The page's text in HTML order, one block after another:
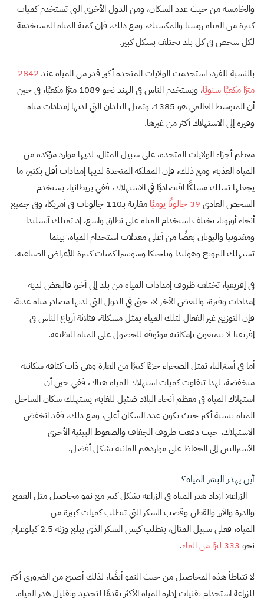
والخامسة من حيث عدد السكان، ومن الدول الأخرى التي تستخدم كميات
كبيرة من المياه روسيا والمكسيك، ومع ذلك، فإن كمية المياه المستخدمة
لكل شخص في كل بلد تختلف بشكل كبير.
بالنسبة للفرد، استخدمت الولايات المتحدة أكبر قدر من المياه عند 2842
مترًا مكعبًا سنويًا
، ويستخدم الناس في الهند نحو 1089 مترًا مكعبًا، في حين
أن المتوسط ​​العالمي هو 1385، وتميل البلدان التي لديها إمدادات مياه
وفيرة إلى الاستهلاك أكثر من غيرها.
معظم أجزاء الولايات المتحدة، على سبيل المثال، لديها موارد مؤكدة من
المياه العذبة، ومع ذلك، فإن المملكة المتحدة لديها إمدادات أقل بكثير، ما
يجعلها تسلك مسلكًا اقتصاديًا في الاستهلاك، ففي بريطانيا، يستخدم
الشخص العادي 39 جالونًا يوميًا
مقارنة بـ110 جالونات في أمريكا، وفي جميع
أنحاء أوروبا، يختلف استخدام المياه على نطاق واسع، إذ تمتلك آيسلندا
ومقدونيا واليونان بعضًا من أعلى معدلات استخدام المياه، بينما
تستهلك النرويج وهولندا وبلجيكا وسويسرا كميات كبيرة للأغراض الصناعية.
في إفريقيا، تختلف ظروف إمدادات المياه من بلد إلى آخر، فالبعض لديه
إمدادات وفيرة، والبعض الآخر لا، حتى في الدول التي لديها مصادر مياه عذبة،
فإن التوزيع غير الفعال لتلك المياه يمثل مشكلة، فثلاثة أرباع الناس في
إفريقيا لا يتمتعون بإمكانية موثوقة للحصول على المياه النظيفة.
أما في أستراليا، تمثل الصحراء جزءًا كبيرًا من القارة وهي ذات كثافة سكانية
منخفضة، لهذا تتفاوت كميات استهلاك المياه هناك، ففي حين أن
استهلاك المياه في معظم أنحاء البلاد ضئيل للغاية، يستهلك سكان الساحل
المياه بنسبة أكبر حيث يكون عدد السكان أعلى، ومع ذلك، فقد انخفض
الاستهلاك، حيث دفعت ظروف الجفاف والضغوط البيئية الأخرى
الأستراليين إلى الحفاظ على مواردهم المائية بشكل أفضل.
أين يهدر البشر المياه؟
– الزراعة: ازداد هدر المياه في الزراعة بشكل كبير مع نمو محاصيل مثل القمح
والذرة والأرز والقطن وقصب السكر التي تتطلب كميات كبيرة من
المياه، فعلى سبيل المثال، يتطلب كيس السكر الذي يبلغ وزنه 2.5 كيلوغرام
نحو 333 لترًا من الماء .
لا تتباطأ هذه المحاصيل من حيث النمو أيضًا، لذلك أصبح من الضروري أكثر
للزراعة استخدام تقنيات إدارة المياه الأكثر تقدمًا لتحديد وتقليل هدر المياه.